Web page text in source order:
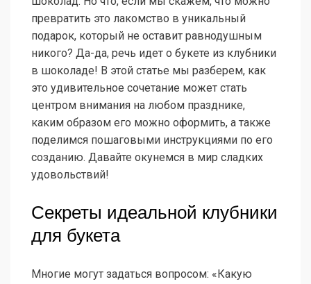
превратить это лакомство в уникальный
подарок, который не оставит равнодушным
никого? Да-да, речь идет о букете из клубники
в шоколаде! В этой статье мы разберем, как
это удивительное сочетание может стать
центром внимания на любом празднике,
каким образом его можно оформить, а также
поделимся пошаговыми инструкциями по его
созданию. Давайте окунемся в мир сладких
удовольствий!
Секреты идеальной клубники
для букета
Многие могут задаться вопросом: «Какую